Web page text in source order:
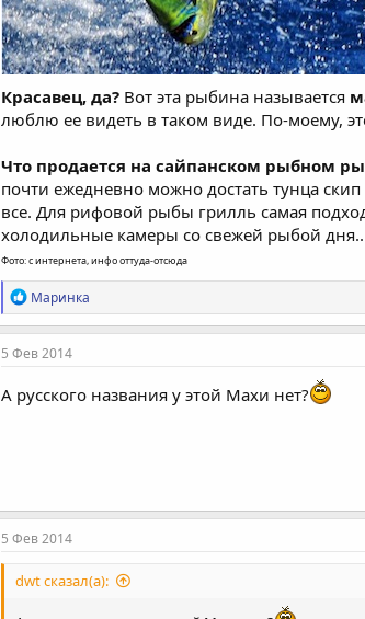
Красавец, да? Вот эта рыбина называется
люблю ее видеть в таком виде. По-моему,
Что продается на сайпанском рыбном
почти ежедневно можно достать тунца
все. Для рифовой рыбы грилль самая
холодильные камеры со свежей рыбой
Фото: с интернета, инфо оттуда-отсюда
Р
е
а
к
и
Маринка
5 Фев 2014
А русского названия у этой Махи нет?
5 Фев 2014
dwt сказал(а):